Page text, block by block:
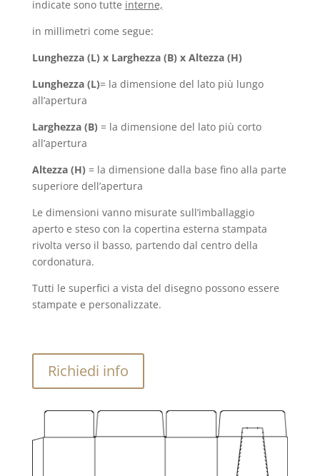
indicate sono tutte interne,
in millimetri come segue:
Lunghezza (L) x Larghezza (B) x Altezza (H)
Lunghezza (L)= la dimensione del lato più lungo
all’apertura
Larghezza (B) = la dimensione del lato più corto
all’apertura
Altezza (H) = la dimensione dalla base fino alla parte
superiore dell’apertura
Le dimensioni vanno misurate sull’imballaggio
aperto e steso con la copertina esterna stampata
rivolta verso il basso, partendo dal centro della
cordonatura.
Tutti le superfici a vista del disegno possono essere
stampate e personalizzate.
Richiedi info